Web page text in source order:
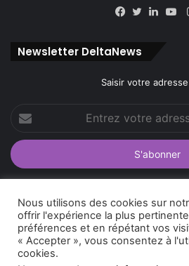
Newsletter DeltaNews
Saisir votre
Entrez
votre
adresse
Email
© Copyright 2026, Tous droits
DeltaPress| Conception
Annonces
Contact
Nous utilisons des cookies sur
offrir l'expérience la plus
préférences et en répétant vos
« Accepter », vous consentez à
cookies.